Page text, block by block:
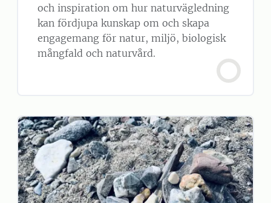
och inspiration om hur naturvägledning
kan fördjupa kunskap om och skapa
engagemang för natur, miljö, biologisk
mångfald och naturvård.